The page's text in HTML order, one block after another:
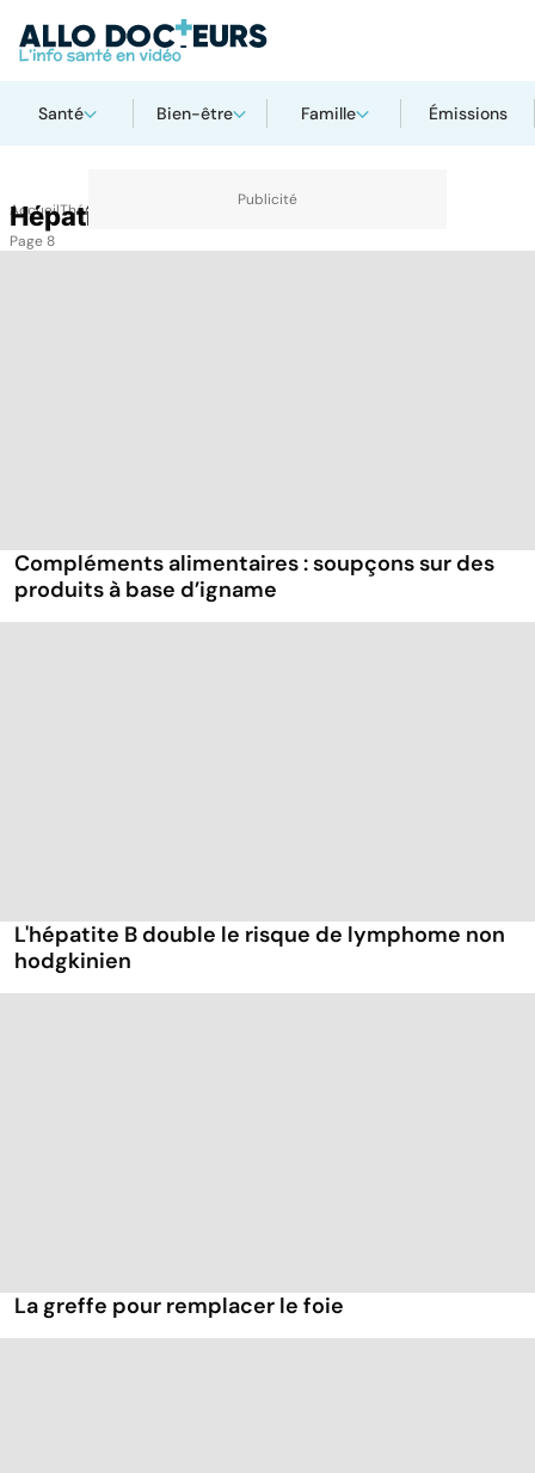
Santé Bien-être Famille Émissions
AccueilThématiques
Hépatites
Page 8
Compléments alimentaires : soupçons sur des
produits à base d’igname
L'hépatite B double le risque de lymphome non
hodgkinien
La greffe pour remplacer le foie